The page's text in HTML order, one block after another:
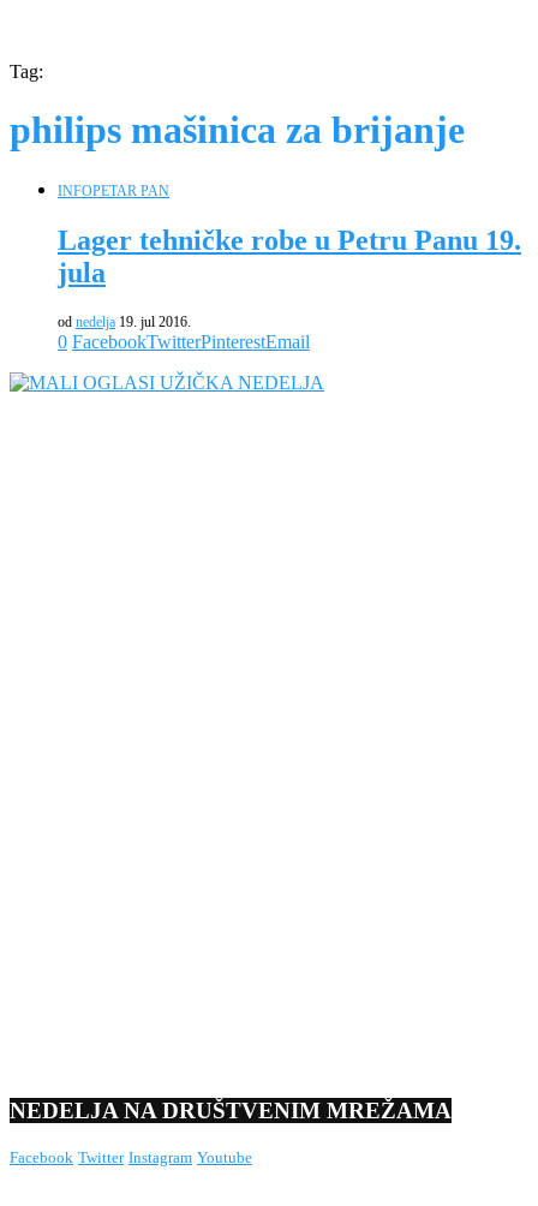
Tag:
philips mašinica za brijanje
INFOPETAR PAN
Lager tehničke robe u Petru Panu 19.
jula
od nedelja 19. jul 2016.
0 FacebookTwitterPinterestEmail
NEDELJA NA DRUŠTVENIM MREŽAMA
Facebook Twitter Instagram Youtube